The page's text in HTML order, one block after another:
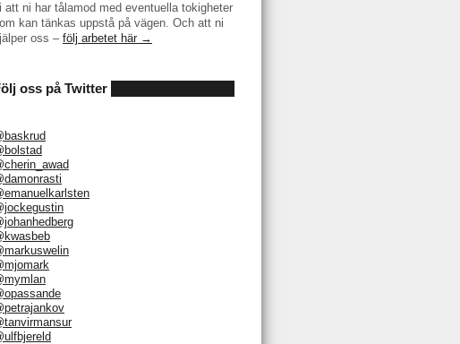
att ni har tålamod med eventuella tokigheter
kan tänkas uppstå på vägen. Och att ni
oss –följ arbetet här →
oss på Twitter